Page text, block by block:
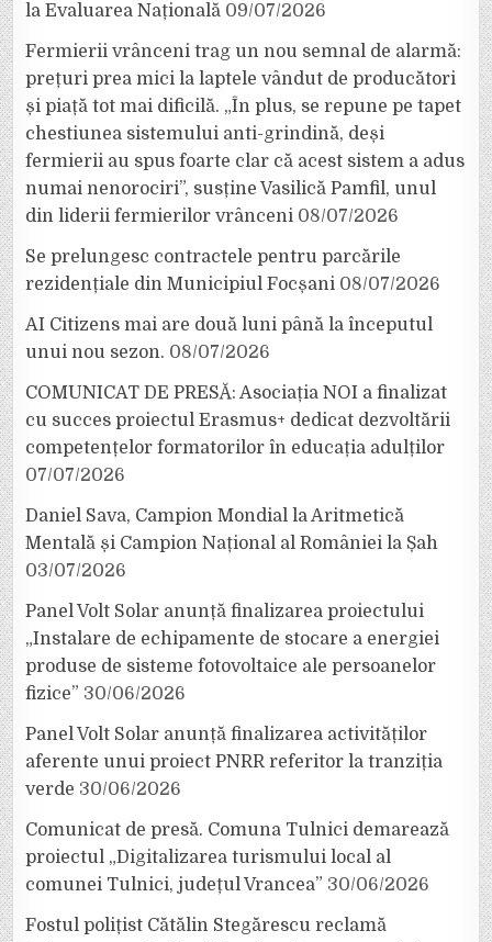
la Evaluarea Națională 09/07/2026
Fermierii vrânceni trag un nou semnal de alarmă:
prețuri prea mici la laptele vândut de producători
și piață tot mai dificilă. „În plus, se repune pe tapet
chestiunea sistemului anti-grindină, deși
fermierii au spus foarte clar că acest sistem a adus
numai nenorociri”, susține Vasilică Pamfil, unul
din liderii fermierilor vrânceni 08/07/2026
Se prelungesc contractele pentru parcările
rezidențiale din Municipiul Focșani 08/07/2026
AI Citizens mai are două luni până la începutul
unui nou sezon. 08/07/2026
COMUNICAT DE PRESĂ: Asociația NOI a finalizat
cu succes proiectul Erasmus+ dedicat dezvoltării
competențelor formatorilor în educația adulților
07/07/2026
Daniel Sava, Campion Mondial la Aritmetică
Mentală și Campion Național al României la Șah
03/07/2026
Panel Volt Solar anunță finalizarea proiectului
„Instalare de echipamente de stocare a energiei
produse de sisteme fotovoltaice ale persoanelor
fizice” 30/06/2026
Panel Volt Solar anunță finalizarea activităților
aferente unui proiect PNRR referitor la tranziția
verde 30/06/2026
Comunicat de presă. Comuna Tulnici demarează
proiectul „Digitalizarea turismului local al
comunei Tulnici, județul Vrancea” 30/06/2026
Fostul polițist Cătălin Stegărescu reclamă